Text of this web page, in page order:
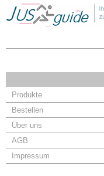
Produkte
Bestellen
Über uns
AGB
Impressum